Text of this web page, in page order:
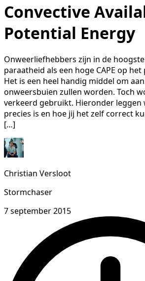
Convective
Potential Energy
Onweerliefhebbers zijn in de
paraatheid als een hoge CAPE op
Het is een heel handig middel om
onweersbuien zullen worden. Toch
verkeerd gebruikt. Hieronder leggen
precies is en hoe jij het zelf correct
[…]
Christian Versloot
Stormchaser
7 september 2015